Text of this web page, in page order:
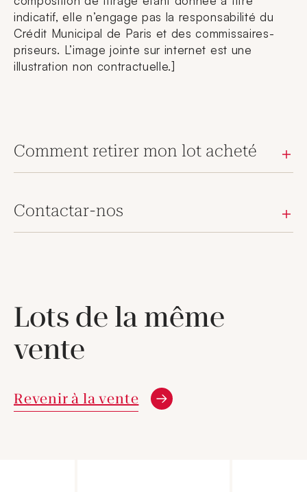
indicatif, elle n’engage pas la responsabilité du
Crédit Municipal de Paris et des commissaires-
priseurs. L’image jointe sur internet est une
illustration non contractuelle.]
Comment retirer mon lot acheté
Contactar-nos
Lots de la même
vente
Revenir à la vente